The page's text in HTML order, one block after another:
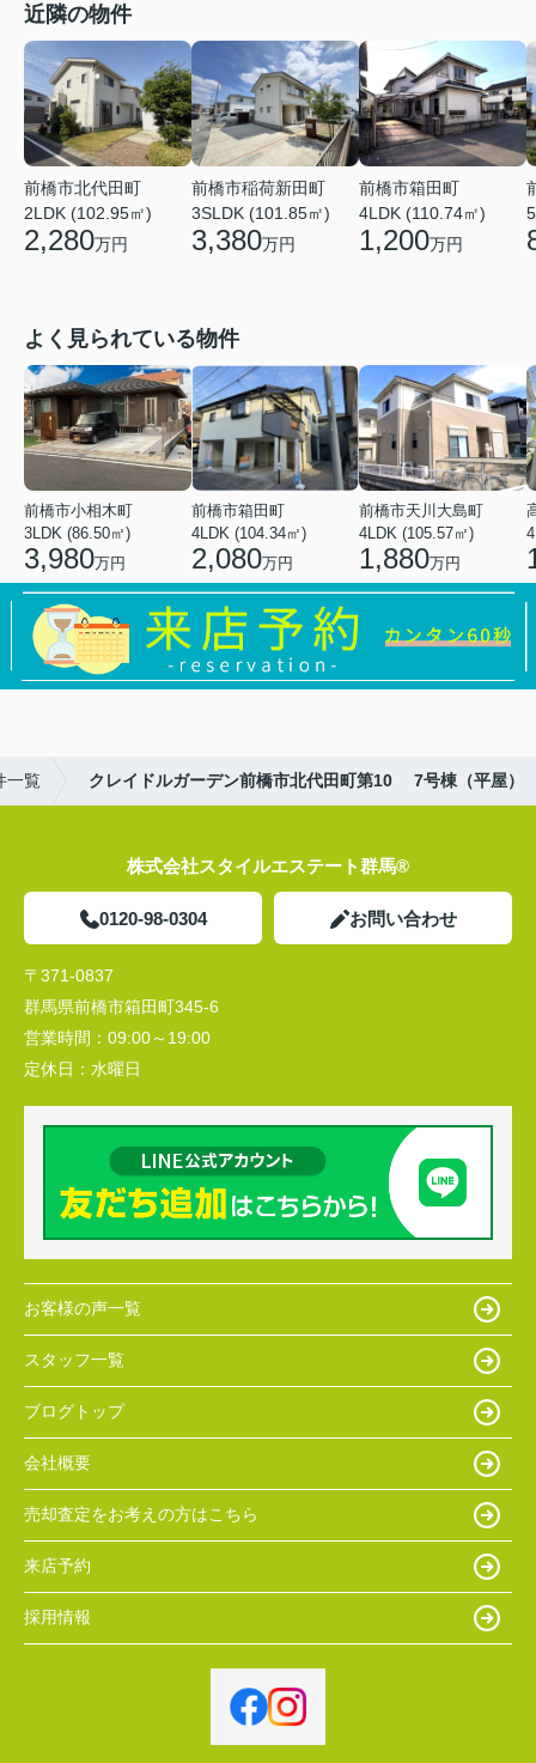
近隣の物件
前橋市北代田町
2LDK (102.95㎡)
2,280万円
前橋市稲荷新田町
3SLDK (101.85㎡)
3,380万円
前橋市箱田町
4LDK (110.74㎡)
1,200万円
よく見られている物件
前橋市小相木町
3LDK (86.50㎡)
3,980万円
前橋市箱田町
4LDK (104.34㎡)
2,080万円
前橋市天川大島町
4LDK (105.57㎡)
1,880万円
一覧 クレイドルガーデン前橋市北代田町第10 7号棟（平屋）
株式会社スタイルエステート群馬®
0120-98-0304 お問い合わせ
〒371-0837
群馬県前橋市箱田町345-6
営業時間： 09:00～19:00
定休日： 水曜日
お客様の声一覧
スタッフ一覧
ブログトップ
会社概要
売却査定をお考えの方はこちら
来店予約
採用情報